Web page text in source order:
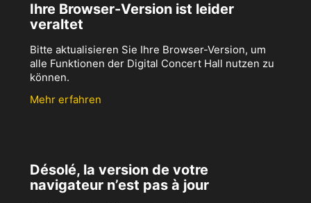
Ihre Browser-Version ist leider
veraltet
Bitte aktualisieren Sie Ihre Browser-Version, um
alle Funktionen der Digital Concert Hall nutzen zu
können.
Mehr erfahren
Désolé, la version de votre
navigateur n’est pas à jour